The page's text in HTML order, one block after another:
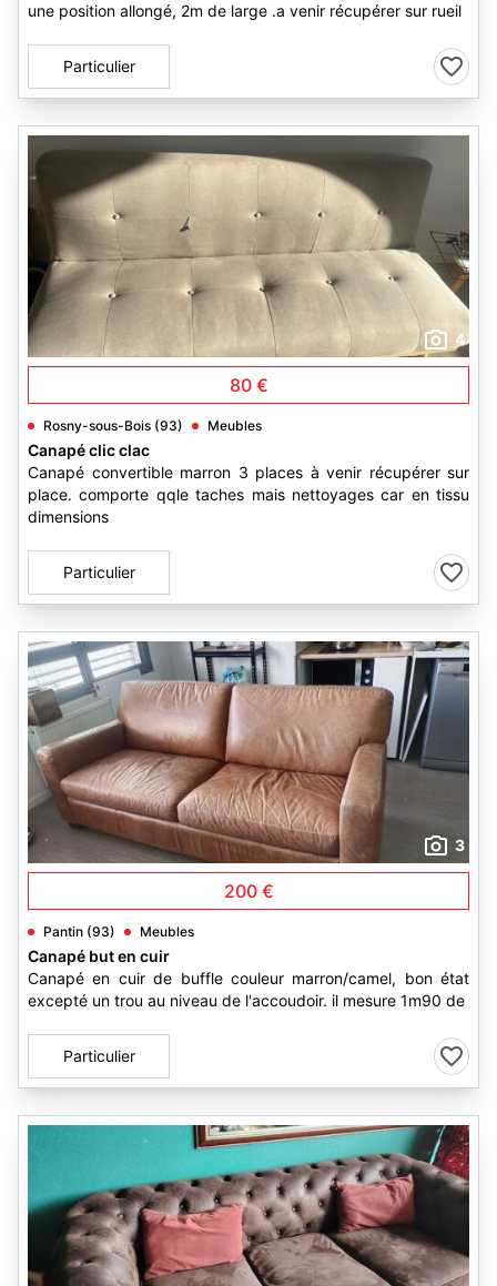
une position allongé, 2m de large .a venir récupérer sur rueil
Particulier
4
80 €
Rosny-sous-Bois (93) Meubles
Canapé clic clac
Canapé convertible marron 3 places à venir récupérer sur
place. comporte qqle taches mais nettoyages car en tissu
dimensions
Particulier
3
200 €
Pantin (93) Meubles
Canapé but en cuir
Canapé en cuir de buffle couleur marron/camel, bon état
excepté un trou au niveau de l'accoudoir. il mesure 1m90 de
Particulier